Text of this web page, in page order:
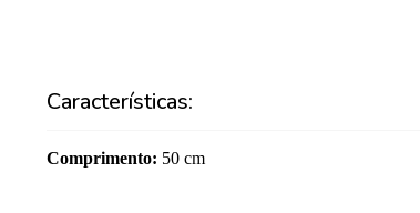
Características:
Comprimento: 50 cm